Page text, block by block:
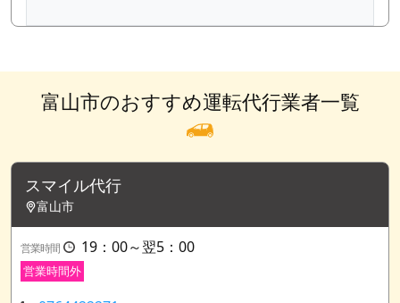
富山市のおすすめ運転代行業者一覧
スマイル代行
富山市
営業時間 19：00～翌5：00
営業時間外